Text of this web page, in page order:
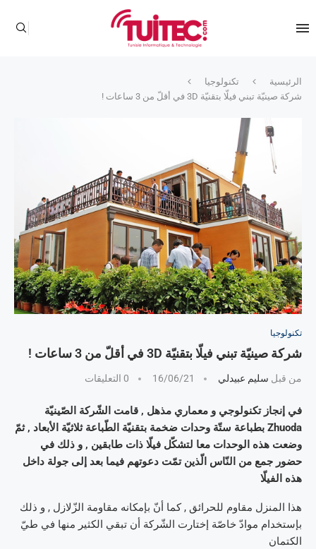
الرئيسية
تكنولوجيا
شركة صينيّة تبني فيلّا بتقنيّة 3D في أقلّ من 3 ساعات !
تكنولوجيا
شركة صينيّة تبني فيلّا بتقنيّة 3D في أقلّ من 3 ساعات !
من قبل سليم عبيدلي 16/06/21 0 التعليقات
في إنجاز تكنولوجي و معماري مذهل , قامت الشّركة الصّينيّة
Zhuoda بطباعة ستّة وحدات ضخمة بتقنيّة الطّباعة ثلاثيّة الأبعاد , ثمّ
وضعت هذه الوحدات معا لتشكّل فيلّا ذات طابقين , و ذلك في
حضور جمع من النّاس الّذين تمّت دعوتهم فيما بعد إلى جولة داخل
هذه الفيلّا
هذا المنزل مقاوم للحرائق , كما أنّ بإمكانه مقاومة الزّلازل , و ذلك
بإستخدام موادّ خاصّة إختارت الشّركة أن تبقي الكثير منها في طيّ
الكتمان